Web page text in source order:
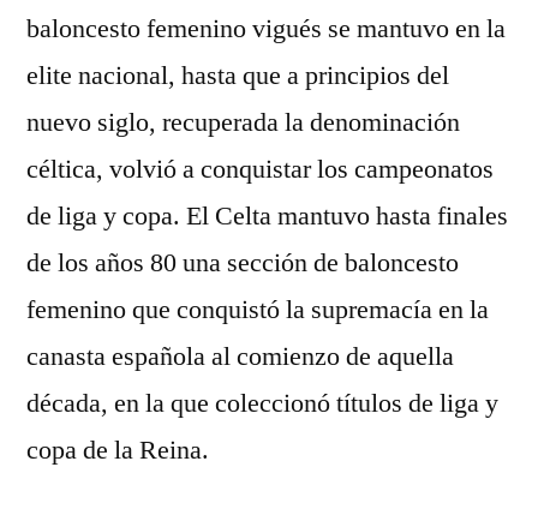
baloncesto femenino vigués se mantuvo en la
elite nacional, hasta que a principios del
nuevo siglo, recuperada la denominación
céltica, volvió a conquistar los campeonatos
de liga y copa. El Celta mantuvo hasta finales
de los años 80 una sección de baloncesto
femenino que conquistó la supremacía en la
canasta española al comienzo de aquella
década, en la que coleccionó títulos de liga y
copa de la Reina.